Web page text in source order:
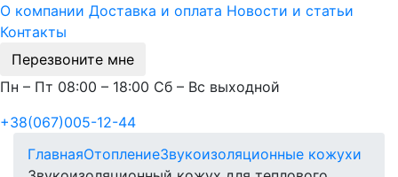
О компании Доставка и оплата Новости и статьи
Контакты
Перезвоните мне
Пн – Пт 08:00 – 18:00 Сб – Вс выходной
+38(067)005-12-44
ГлавнаяОтоплениеЗвукоизоляционные кожухи